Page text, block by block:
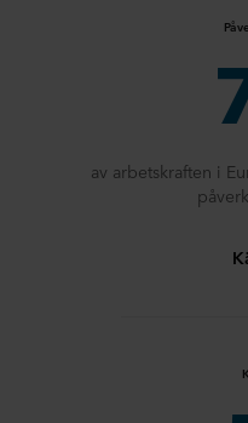
av arbetskraften i